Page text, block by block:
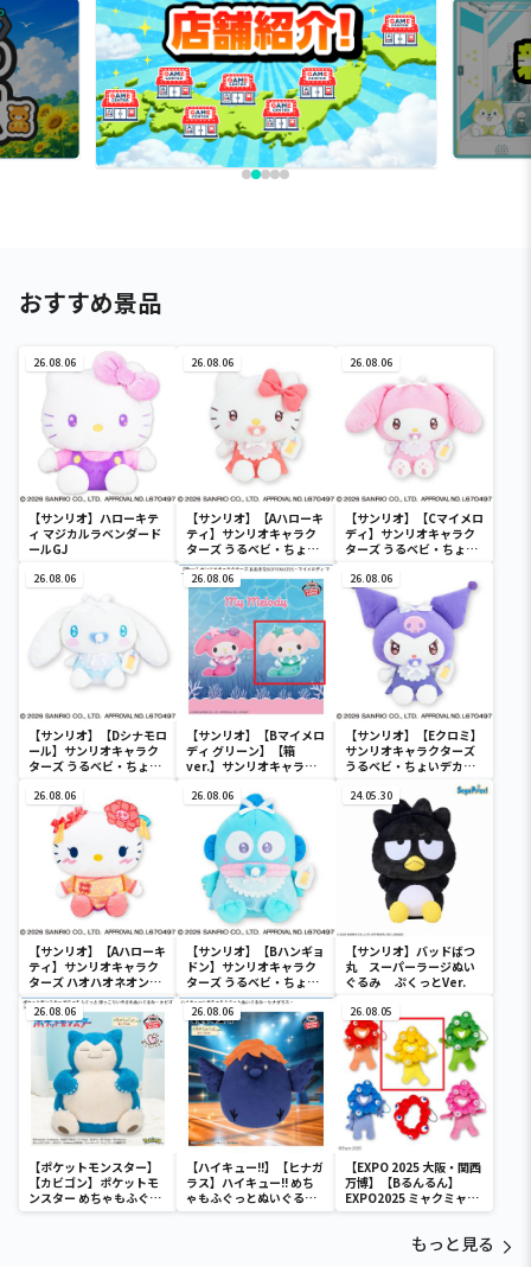
おすすめ景品
26.08.06
【サンリオ】ハローキテ
ィ マジカルラベンダード
ールGJ
26.08.06
【サンリオ】【Aハローキ
ティ】サンリオキャラク
ターズ うるベビ・ちょい
デカドール
26.08.06
【サンリオ】【Cマイメロ
ディ】サンリオキャラク
ターズ うるベビ・ちょい
26.08.06
【サンリオ】【Dシナモロ
ール】サンリオキャラク
ターズ うるベビ・ちょい
26.08.06
【サンリオ】【Bマイメロ
ディ グリーン】【箱
ver.】サンリオキャラク
SOFVIMATES～マイメロ
ディ マーメイドver. ～
26.08.06
【サンリオ】【Eクロミ】
サンリオキャラクターズ
うるベビ・ちょいデカド
26.08.06
【サンリオ】【Aハローキ
ティ】サンリオキャラク
ターズ ハオハオネオンタ
ウンドールBIGタイプ1
26.08.06
【サンリオ】【Bハンギョ
ドン】サンリオキャラク
ターズ うるベビ・ちょい
デカドール
24.05.30
【サンリオ】バッドばつ
丸 スーパーラージぬい
ぐるみ ぷくっとVer.
26.08.06
【ポケットモンスター】
【カビゴン】ポケットモ
ンスター めちゃもふぐっ
と ほっこりいやされぬい
26.08.06
【ハイキュー!!】【ヒナガ
ラス】ハイキュー!! めち
ゃもふぐっとぬいぐるみ
～ヒナガラス～
26.08.05
【EXPO 2025 大阪・関西
万博】【Bるんるん】
EXPO2025 ミャクミャク
カラフルゴム紐付きぬい
もっと見る